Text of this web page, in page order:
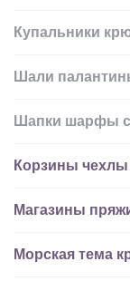
Купальники
Шали
Шапки шарфы
Корзины
Магазины
Морская тема